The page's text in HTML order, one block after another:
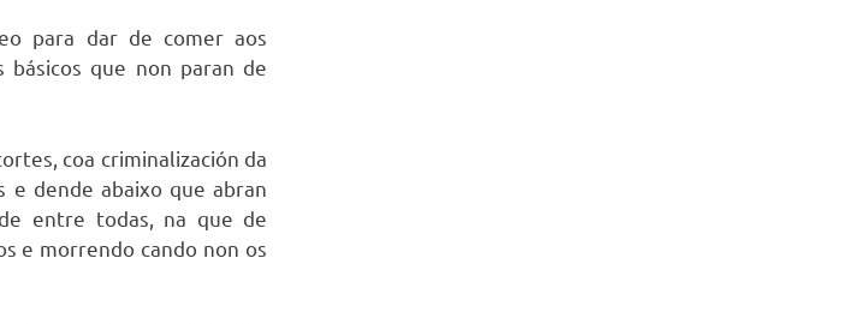
para dar de comer aos
que non paran de
coa criminalización da
dende abaixo que abran
entre todas, na que de
e morrendo cando non os